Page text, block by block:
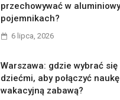
przechowywać w
pojemnikach?
6 lipca, 2026
Warszawa: gdzie wybrać się
dziećmi, aby połączyć
wakacyjną zabawą?